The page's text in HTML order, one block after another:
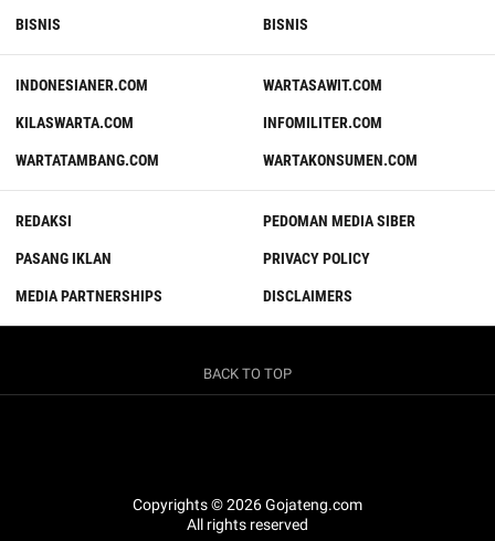
BISNIS BISNIS
INDONESIANER.COM
KILASWARTA.COM
WARTATAMBANG.COM
WARTASAWIT.COM
INFOMILITER.COM
WARTAKONSUMEN.COM
REDAKSI
PASANG IKLAN
MEDIA PARTNERSHIPS
PEDOMAN MEDIA SIBER
PRIVACY POLICY
DISCLAIMERS
BACK TO TOP
Copyrights © 2026 Gojateng.com
All rights reserved